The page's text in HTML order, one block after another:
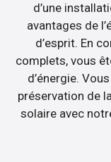
d’une
avantages de
d’esprit. En
complets, vous
d’énergie.
préservation de
solaire avec